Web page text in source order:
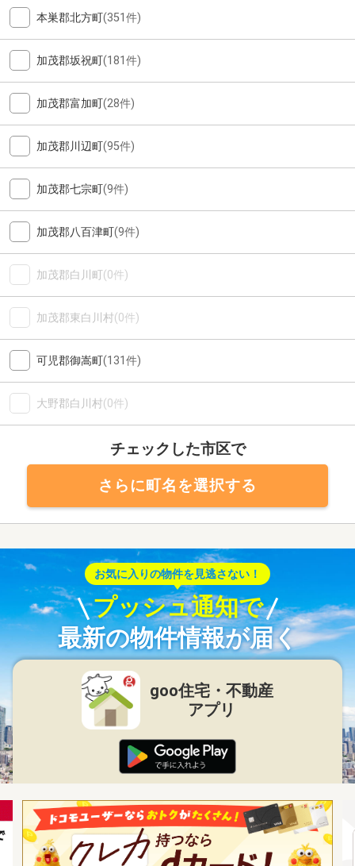
本巣郡北方町(351件)
加茂郡坂祝町(181件)
加茂郡富加町(28件)
加茂郡川辺町(95件)
加茂郡七宗町(9件)
加茂郡八百津町(9件)
加茂郡白川町(0件)
加茂郡東白川村(0件)
可児郡御嵩町(131件)
大野郡白川村(0件)
チェックした市区で
さらに町名を選択する
お気に入りの物件を見逃さない！
プッシュ通知で
最新の物件情報が届く
goo住宅・不動産
アプリ